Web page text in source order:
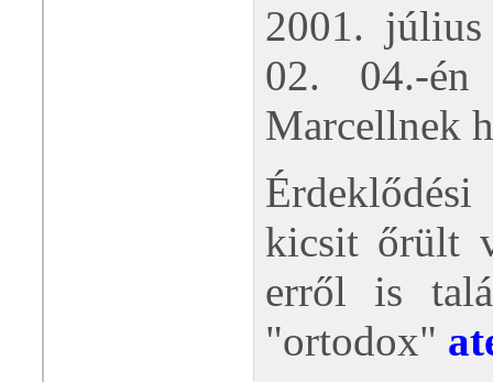
2001.
02. 04.-
Marcellnek
kicsit őrült
erről is
"ortodox"